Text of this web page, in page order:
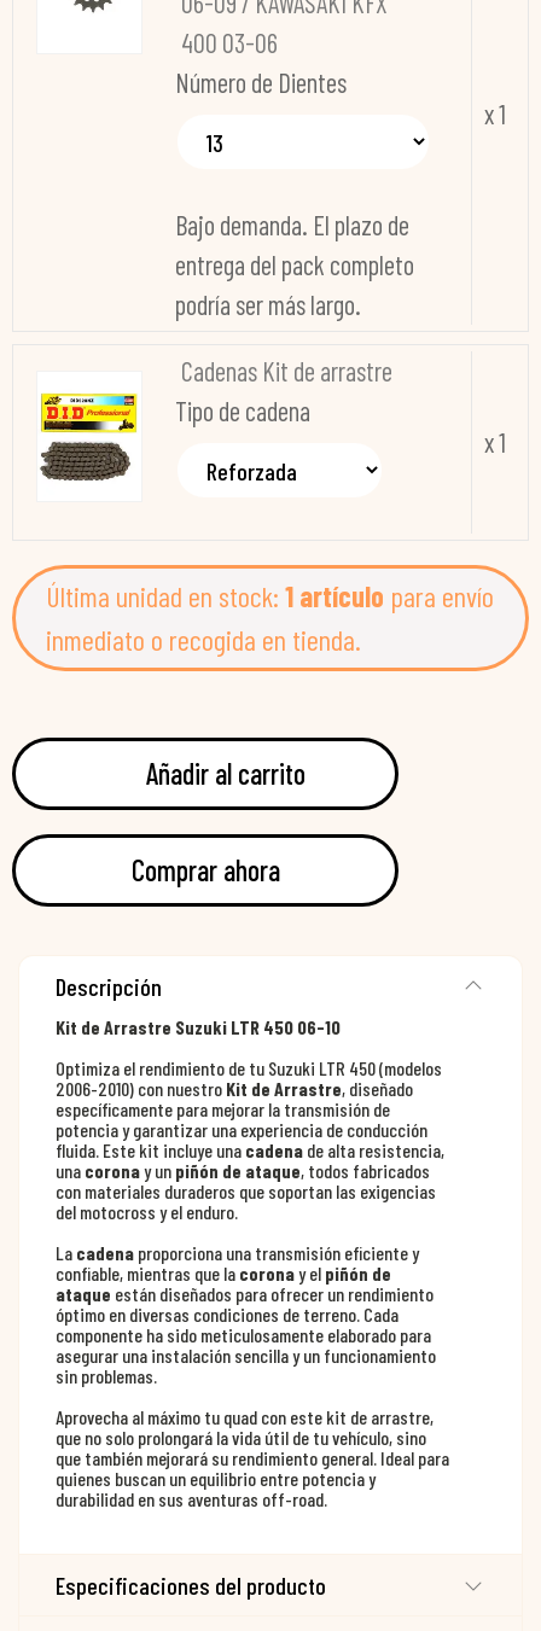
400 03-06
Número de Dientes
Bajo demanda. El plazo de
entrega del pack completo
podría ser más largo.
x 1
Cadenas Kit de arrastre
Tipo de cadena
x 1
Última unidad en stock: 1 artículo para envío
inmediato o recogida en tienda.
Añadir al carrito
Comprar ahora
Descripción
Kit de Arrastre Suzuki LTR 450 06-10
Optimiza el rendimiento de tu Suzuki LTR 450 (modelos
2006-2010) con nuestro Kit de Arrastre, diseñado
específicamente para mejorar la transmisión de
potencia y garantizar una experiencia de conducción
fluida. Este kit incluye una cadena de alta resistencia,
una coronay un piñón de ataque, todos fabricados
con materiales duraderos que soportan las exigencias
del motocross y el enduro.
La cadena proporciona una transmisión eficiente y
confiable, mientras que la coronay el piñón de
ataque están diseñados para ofrecer un rendimiento
óptimo en diversas condiciones de terreno. Cada
componente ha sido meticulosamente elaborado para
asegurar una instalación sencilla y un funcionamiento
sin problemas.
Aprovecha al máximo tu quad con este kit de arrastre,
que no solo prolongará la vida útil de tu vehículo, sino
que también mejorará su rendimiento general. Ideal para
quienes buscan un equilibrio entre potencia y
durabilidad en sus aventuras off-road.
Especificaciones del producto